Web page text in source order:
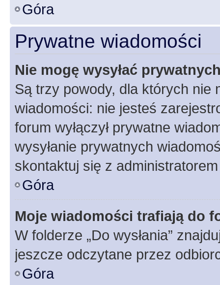
Góra
Prywatne wiadomości
Nie mogę wysyłać
Są trzy powody, dla których nie
wiadomości: nie jesteś
forum wyłączył prywatne
wysyłanie prywatnych
skontaktuj się z
Góra
Moje wiadomości trafiają do
W folderze „Do wysłania”
jeszcze odczytane przez
Góra